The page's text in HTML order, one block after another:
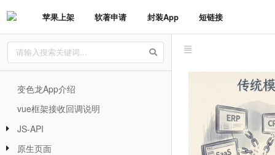
苹果上架 软著申请 封装App 短链接
变色龙App介绍
vue框架接收回调说明
JS-API
原生页面